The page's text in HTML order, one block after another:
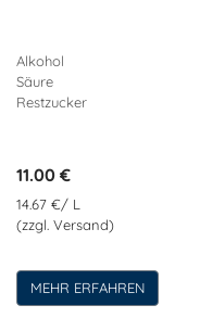
Alkohol
Säure
Restzucker
11.00 €
14.67 €/ L
(zzgl. Versand)
MEHR ERFAHREN